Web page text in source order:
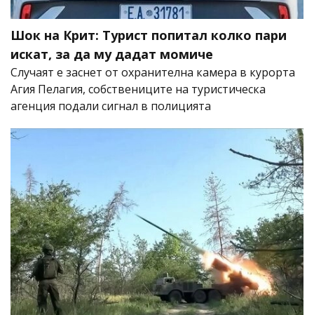
Шок на Крит: Турист попитал колко пари
искат, за да му дадат момиче
Случаят е заснет от охранителна камера в курорта
Агия Пелагия, собствениците на туристическа
агенция подали сигнал в полицията